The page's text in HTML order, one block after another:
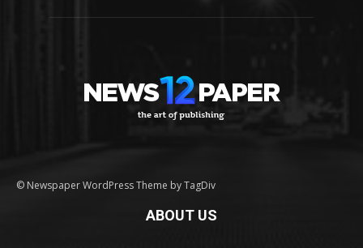
© Newspaper WordPress Theme by TagDiv
ABOUT US